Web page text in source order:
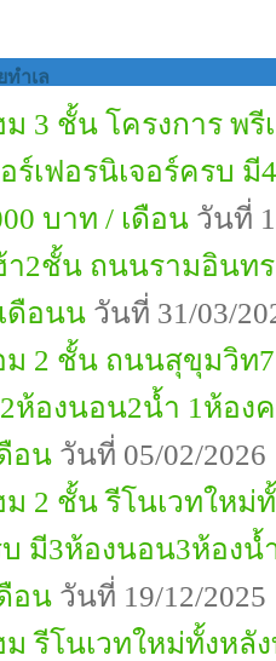
ำเล
3 ชั้น โครงการ พรี
เฟอรนิเจอร์ครบ มี
บาท / เดือน วันที่
า2ชั้น ถนนรามอินท
ดือนน วันที่ 31/03/
ม 2 ชั้น ถนนสุขุมวิท
ห้องนอน2น้ำ 1ห้อง
อน วันที่ 05/02/
ม 2 ชั้น รีโนเวทใหม่
มี3ห้องนอน3ห้องน้
อน วันที่ 19/12/
รีโนเวทใหม่ทั้งหลั